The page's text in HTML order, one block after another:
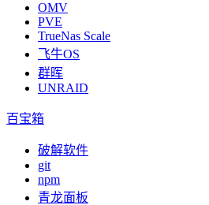
OMV
PVE
TrueNas Scale
飞牛OS
群晖
UNRAID
百宝箱
破解软件
git
npm
青龙面板